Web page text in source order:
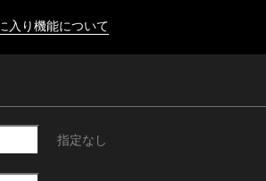
入り機能について
指定なし